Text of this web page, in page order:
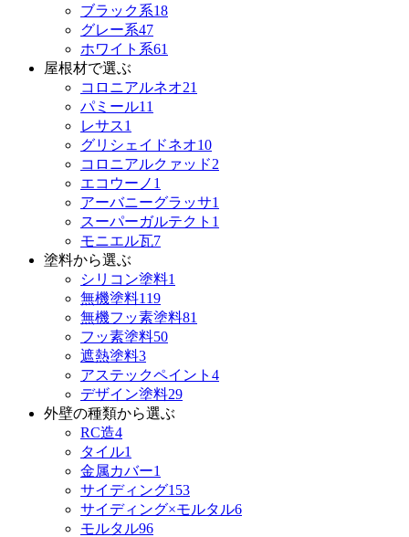
ブラック系18
グレー系47
ホワイト系61
屋根材で選ぶ
コロニアルネオ21
パミール11
レサス1
グリシェイドネオ10
コロニアルクァッド2
エコウーノ 1
アーバニーグラッサ1
スーパーガルテクト 1
モニエル瓦7
塗料から選ぶ
シリコン塗料1
無機塗料119
無機フッ素塗料81
フッ素塗料50
遮熱塗料3
アステックペイント 4
デザイン塗料29
外壁の種類から選ぶ
RC造4
タイル1
金属カバー1
サイディング153
サイディング×モルタル6
モルタル96